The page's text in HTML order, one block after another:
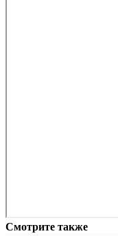
Смотрите также